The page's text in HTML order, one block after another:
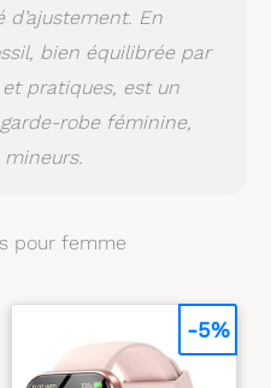
En
bien équilibrée par
pratiques, est un
robe féminine,
pour femme
-5%